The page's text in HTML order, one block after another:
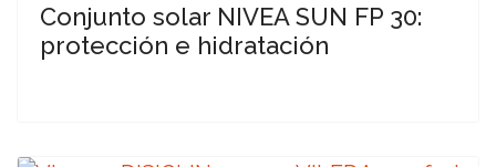
Conjunto solar NIVEA SUN FP 30:
protección e hidratación